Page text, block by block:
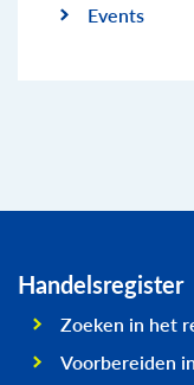
Events
Handelsregister
Zoeken in het
Voorbereiden